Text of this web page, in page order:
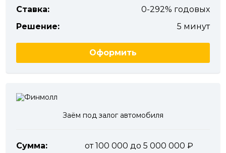
Ставка:
0-292% годовых
Решение:
5 минут
Оформить
Заём под залог автомобиля
Сумма:
от 100 000 до 5 000 000